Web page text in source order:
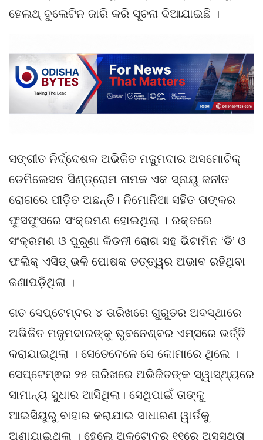
ହେଲଥ୍ ବୁଲେଟିନ ଜାରି କରି ସୂଚନା ଦିଆଯାଇଛି ।
ସଙ୍ଗୀତ ନିର୍ଦ୍ଦେଶକ ଅଭିଜିତ ମଜୁମଦାର ଅସମୋଟିକ୍
ଡେମିଲେସନ ସିଣ୍ଡ୍ରୋମ ନାମକ ଏକ ସ୍ନାୟୁ ଜନୀତ
ରୋଗରେ ପୀଡ଼ିତ ଅଛନ୍ତି। ନିମୋନିଆ ସହିତ ତାଙ୍କର
ଫୁସଫୁସରେ ସଂକ୍ରମଣ ହୋଇଥିଲା । ରକ୍ତରେ
ସଂକ୍ରମଣ ଓ ପୁରୁଣା କିଡନୀ ରୋଗ ସହ ଭିଟାମିନ ‘ଡି’ ଓ
ଫଲିକ୍ ଏସିଡ୍ ଭଳି ପୋଷକ ତତ୍ତ୍ୱର ଅଭାବ ରହିଥିବା
ଜଣାପଡ଼ିଥିଲା ।
ଗତ ସେପ୍ଟେମ୍ବର ୪ ତାରିଖରେ ଗୁରୁତର ଅବସ୍ଥାରେ
ଅଭିଜିତ ମଜୁମଦାରଙ୍କୁ ଭୁବନେଶ୍ବର ଏମ୍‌ସରେ ଭର୍ତ୍ତି
କରାଯାଇଥିଲା । ସେତେବେଳେ ସେ କୋମାରେ ଥିଲେ ।
ସେପ୍ଟେମ୍ଵର ୨୫ ତାରିଖରେ ଅଭିଜିତଙ୍କ ସ୍ୱାସ୍ଥ୍ୟରେ
ସାମାନ୍ୟ ସୁଧାର ଆସିଥିଲା। ସେଥିପାଇଁ ତାଙ୍କୁ
ଆଇସିୟୁରୁ ବାହାର କରାଯାଇ ସାଧାରଣ ୱାର୍ଡକୁ
ଅଣାଯାଇଥିଲା । ହେଲେ ଅକ୍ଟୋବର ୧୧ରେ ଅସୁସ୍ଥତା